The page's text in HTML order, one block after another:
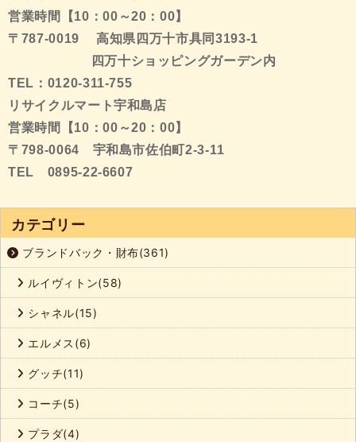
営業時間【10：00～20：00】
〒787-0019 高知県四万十市具同3193-1
四万十ショッピングガーデン内
TEL：0120-311-755
リサイクルマート宇和島店
営業時間【10：00～20：00】
〒798-0064 宇和島市佐伯町2-3-11
TEL 0895-22-6607
カテゴリー
ブランドバック・財布(361)
ルイヴィトン(58)
シャネル(15)
エルメス(6)
グッチ(11)
コーチ(5)
プラダ(4)